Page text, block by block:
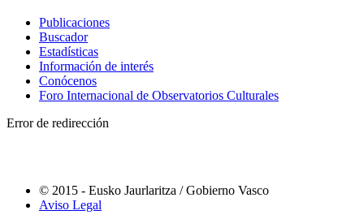
Publicaciones
Buscador
Estadísticas
Información de interés
Conócenos
Foro Internacional de Observatorios Culturales
Error de redirección
© 2015 - Eusko Jaurlaritza / Gobierno Vasco
Aviso Legal